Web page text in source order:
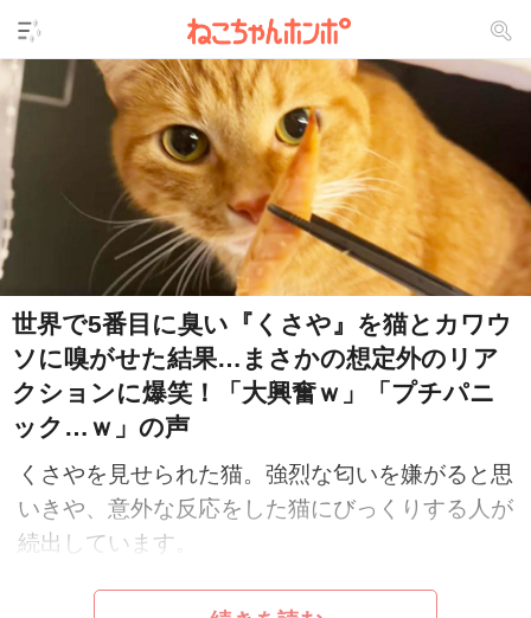
世界で5番目に臭い『くさや』を猫とカワウ
ソに嗅がせた結果…まさかの想定外のリア
クションに爆笑！「大興奮ｗ」「プチパニ
ック…ｗ」の声
くさやを見せられた猫。強烈な匂いを嫌がると思
いきや、意外な反応をした猫にびっくりする人が
続出しています。